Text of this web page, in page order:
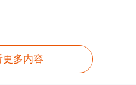
核心禀赋还有“大
险资金运用余额超
撑系统性布局前沿
更多内容